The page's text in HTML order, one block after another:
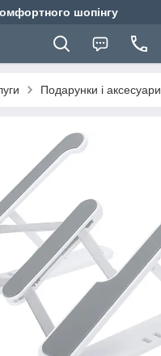
шопінгу
Подарунки і аксесуари